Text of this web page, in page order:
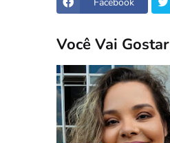
Você Vai Gostar